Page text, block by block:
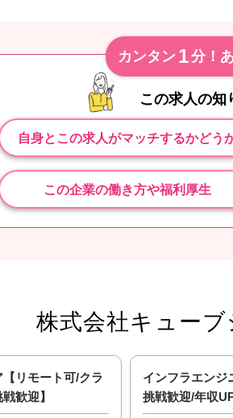
カンタン 1分！
この求人の知
自身とこの求人がマッチするかどう
この企業の働き方や福利厚生
株式会社キュー
リモート可/クラ
歓迎】
インフラエンジ
挑戦歓迎/年収